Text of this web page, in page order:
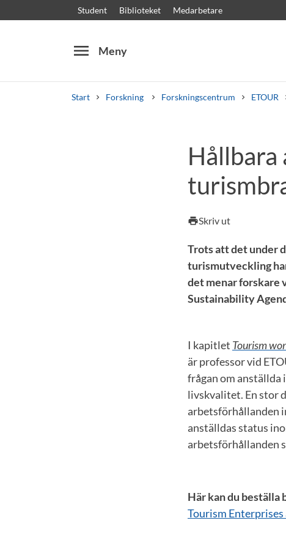
Student Biblioteket Medarbetare
menu Meny
Start Forskning Forskningscentrum ETOUR
Kursplaner
Hållbara
printSkriv ut
Trots att det under
turismutveckling
det menar forskare
Sustainability
I kapitlet Tourism
är professor vid
frågan om anställda
livskvalitet. En stor
arbetsförhållanden
anställdas status
arbetsförhållanden
Här kan du beställa
Tourism